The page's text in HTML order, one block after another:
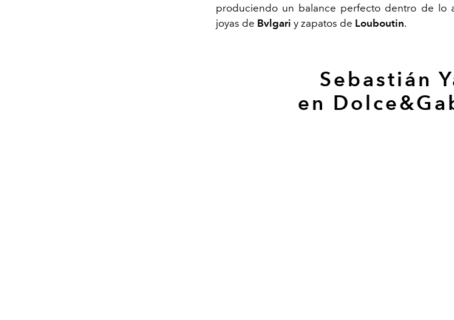
produciendo un balance perfecto dentro de lo
joyas de Bvlgari y zapatos de Louboutin.
Sebastián
en